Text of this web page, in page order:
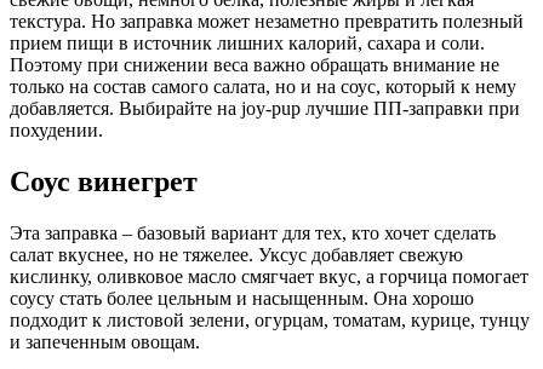
текстура. Но заправка может незаметно превратить полезный
прием пищи в источник лишних калорий, сахара и соли.
Поэтому при снижении веса важно обращать внимание не
только на состав самого салата, но и на соус, который к нему
добавляется. Выбирайте на joy-pup лучшие ПП-заправки при
похудении.
Соус винегрет
Эта заправка – базовый вариант для тех, кто хочет сделать
салат вкуснее, но не тяжелее. Уксус добавляет свежую
кислинку, оливковое масло смягчает вкус, а горчица помогает
соусу стать более цельным и насыщенным. Она хорошо
подходит к листовой зелени, огурцам, томатам, курице, тунцу
и запеченным овощам.